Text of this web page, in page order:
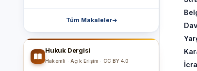
Tüm Makaleler
Hukuk Dergisi
Hakemli · Açık Erişim · CC BY 4.0